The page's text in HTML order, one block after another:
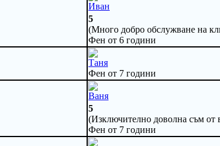
Иван
5
(Много добро обслужване на
Фен от 6 години
Таня
Фен от 7 години
Ваня
5
(Изключително доволна съм от
Фен от 7 години